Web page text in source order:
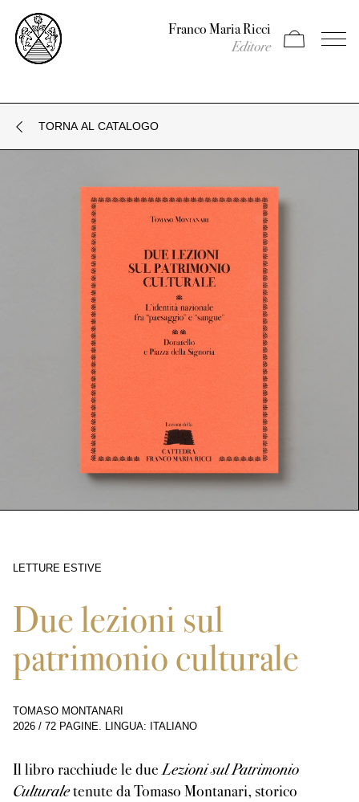
Franco Maria Ricci
Editore Apri carrello
Apri il
TORNA AL CATALOGO
LETTURE ESTIVE
Due lezioni sul
patrimonio culturale
TOMASO MONTANARI
2026 / 72 PAGINE. LINGUA: ITALIANO
Il libro racchiude le dueLezioni sul Patrimonio
Culturaletenute da Tomaso Montanari, storico